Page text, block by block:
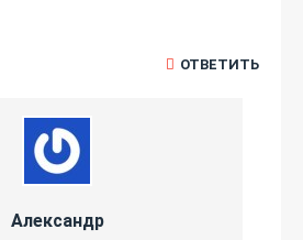
ОТВЕТИТЬ
Александр